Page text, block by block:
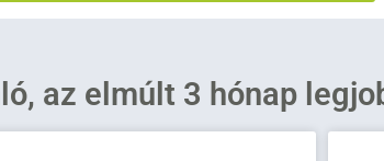
az elmúlt 3 hónap